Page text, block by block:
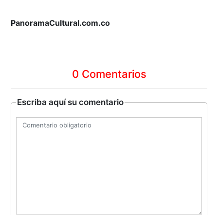
PanoramaCultural.com.co
0 Comentarios
Escriba aquí su comentario